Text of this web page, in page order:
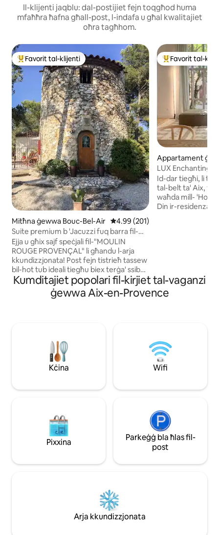
Il-klijenti jaqblu: dal-postijiet fejn toqgħod huma
mfaħħra ħafna għall-post, l-indafa u għal kwalitajiet
oħra tagħhom.
Wieħed mill-aqwa favoriti tal-klijenti
Favorit tal-klijenti
Mitħna ġewwa Bouc-Bel-Air Rating medju ta' 4.99 minn 5,
4.99 (201)
Suite premium b 'Jacuzzi fuq barra fil-
mitħna
Ejja u għix sajf speċjali fil-"MOULIN
ROUGE PROVENÇAL" li għandu l-arja
kkundizzjonata! Post fejn tistrieħ tassew
bil-hot tub ideali tiegħu biex terġa' ssib
ruħek! Fid-daħla tal-foresta, post
maġiku: mitħna taż-żejt qadima b' veduti
mill-isbaħ tal-kampanja ta' Aix. Post rari
jistiednek biex tgħaddi esperjenza fejn
tħalli kollox warajk. Jekk tħobb l-
awtentiċità u r-romantiċiżmu, is-Suite
Premium qed tistenniek!
Wieħed mill-
Favorit tal-
Appartament
n-Provence
LUX Enchanting
Id-dar tiegħi, li
tal-belt ta' Aix,
waħda mill- 'Hotel
Din ir-residenza
huma pprovduti
tiegħi) biex iż-
memorabbli.
Kumditajiet popolari fil-kirjiet tal-vaganzi
ġewwa Aix-en-Provence
Kċina Wifi
Pixxina
Parkeġġ bla ħlas fil-
post
Arja kkundizzjonata